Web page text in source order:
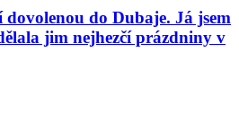
do Dubaje. Já jsem
jim nejhezčí prázdniny v